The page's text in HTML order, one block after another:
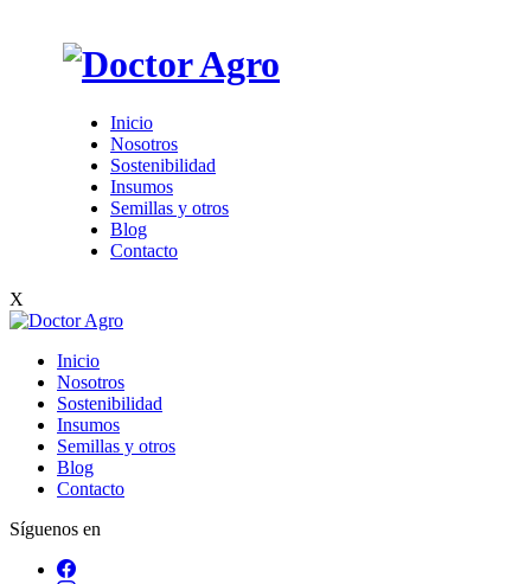
Inicio
Nosotros
Sostenibilidad
Insumos
Semillas y otros
Blog
Contacto
X
Inicio
Nosotros
Sostenibilidad
Insumos
Semillas y otros
Blog
Contacto
Síguenos en